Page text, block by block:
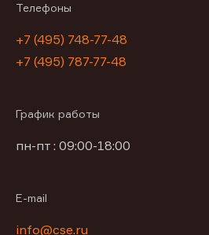
Телефоны
+7 (495) 748-77-48
+7 (495) 787-77-48
График работы
пн-пт : 09:00-18:00
E-mail
info@cse.ru